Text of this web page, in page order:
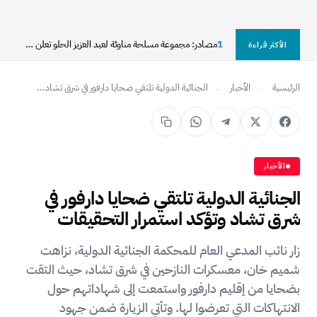
الأكثر قراءة 1 مصادر: مجموعة مسلحة مناوئة لعبد العزيز الحلو تعلن سيطرتها...
الرئيسية ← الأخبار ← الجنائية الدولية تلتقي ضحايا دارفور في شرق تشاد...
الأخبار
الجنائية الدولية تلتقي ضحايا دارفور في
شرق تشاد وتؤكد استمرار التحقيقات
زار نائب المدعي العام للمحكمة الجنائية الدولية، نزاهت
شميم خان، معسكرات النازحين في شرق تشاد، حيث التقت
بضحايا من إقليم دارفور واستمعت إلى شهاداتهم حول
الانتهاكات التي تعرضوا لها. وتأتي الزيارة ضمن جهود